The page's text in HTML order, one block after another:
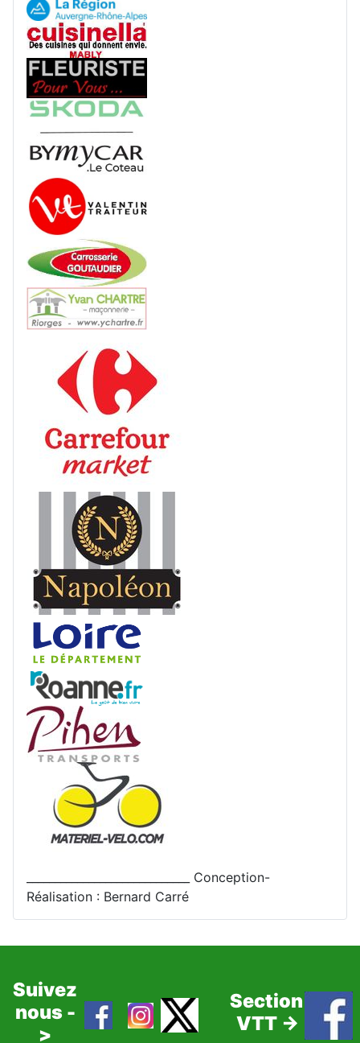
_____________________________ Conception-
Réalisation : Bernard Carré
Suivez
nous -
>
Section
VTT ->